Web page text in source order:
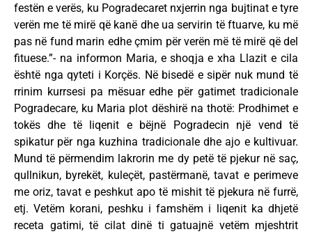
festën e verës, ku Pogradecaret nxjerrin nga bujtinat e tyre
verën me të mirë që kanë dhe ua servirin të ftuarve, ku më
pas në fund marin edhe çmim për verën më të mirë që del
fituese.”- na informon Maria, e shoqja e xha Llazit e cila
është nga qyteti i Korçës. Në bisedë e sipër nuk mund të
rrinim kurrsesi pa mësuar edhe për gatimet tradicionale
Pogradecare, ku Maria plot dëshirë na thotë: Prodhimet e
tokës dhe të liqenit e bëjnë Pogradecin një vend të
spikatur për nga kuzhina tradicionale dhe ajo e kultivuar.
Mund të përmendim lakrorin me dy petë të pjekur në saç,
qullnikun, byrekët, kuleçët, pastërmanë, tavat e perimeve
me oriz, tavat e peshkut apo të mishit të pjekura në furrë,
etj. Vetëm korani, peshku i famshëm i liqenit ka dhjetë
receta gatimi, të cilat dinë ti gatuajnë vetëm mjeshtrit